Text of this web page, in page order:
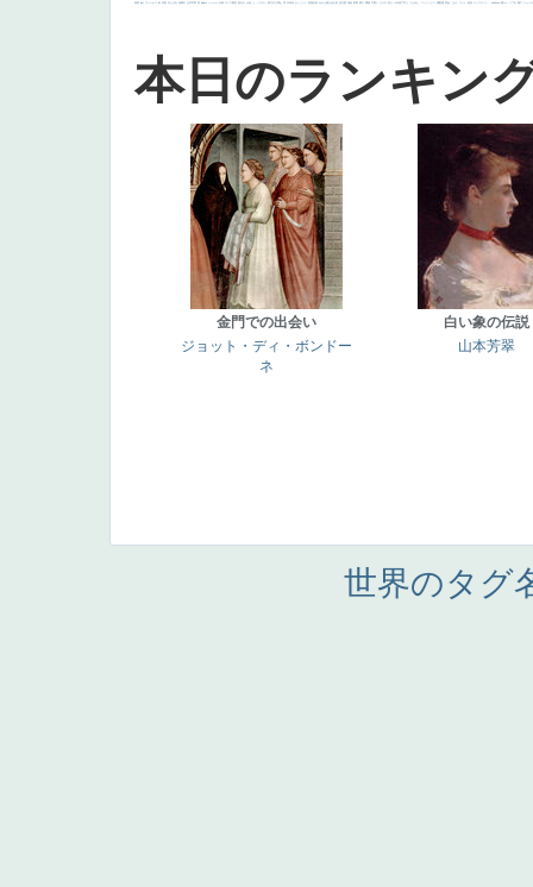
画質 last ヴィーナス 剣 白人少女 食事中 山本芳翠 麦 alciato ハーレム 女神 ローマ教皇 奥行き 火起こし シスター 東方の三博士 114514 かっこいい 受胎告知 天から覗き込む顔 設計図 挿絵 群衆 親子 裸婦 可愛い ピサロ ＃名画で学ぶ「たるみ」 ニーソックス 躍動感 黄色 こわい コート 畦道 レンブラント・ sekkusu 暖かい バブみ 靴下 ショッ
本日のランキン
金門での出会い
ジョット・ディ・ボンドー
ネ
白い象の伝説
山本芳翠
世界のタグ